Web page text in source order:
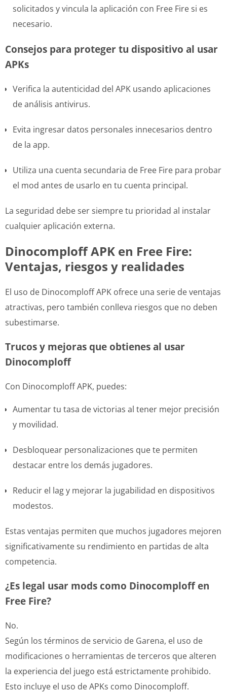
solicitados y vincula la aplicación con Free Fire si es
necesario.
Consejos para proteger tu dispositivo al usar
APKs
Verifica la autenticidad del APK usando aplicaciones
de análisis antivirus.
Evita ingresar datos personales innecesarios dentro
de la app.
Utiliza una cuenta secundaria de Free Fire para probar
el mod antes de usarlo en tu cuenta principal.
La seguridad debe ser siempre tu prioridad al instalar
cualquier aplicación externa.
Dinocomploff APK en Free Fire:
Ventajas, riesgos y realidades
El uso de Dinocomploff APK ofrece una serie de ventajas
atractivas, pero también conlleva riesgos que no deben
subestimarse.
Trucos y mejoras que obtienes al usar
Dinocomploff
Con Dinocomploff APK, puedes:
Aumentar tu tasa de victorias al tener mejor precisión
y movilidad.
Desbloquear personalizaciones que te permiten
destacar entre los demás jugadores.
Reducir el lag y mejorar la jugabilidad en dispositivos
modestos.
Estas ventajas permiten que muchos jugadores mejoren
significativamente su rendimiento en partidas de alta
competencia.
¿Es legal usar mods como Dinocomploff en
Free Fire?
No.
Según los términos de servicio de Garena, el uso de
modificaciones o herramientas de terceros que alteren
la experiencia del juego está estrictamente prohibido.
Esto incluye el uso de APKs como Dinocomploff.